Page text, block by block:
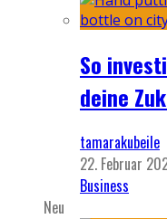
So
deine
tamarakubeile
22. Februar
Business
Neu